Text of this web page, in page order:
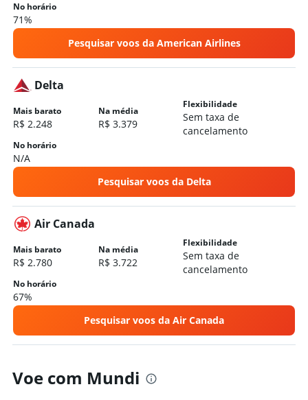
No horário
71%
Pesquisar voos da American Airlines
Delta
Mais barato
R$ 2.248
Na média
R$ 3.379
Flexibilidade
Sem taxa de
cancelamento
No horário
N/A
Pesquisar voos da Delta
Air Canada
Mais barato
R$ 2.780
Na média
R$ 3.722
Flexibilidade
Sem taxa de
cancelamento
No horário
67%
Pesquisar voos da Air Canada
Voe com Mundi